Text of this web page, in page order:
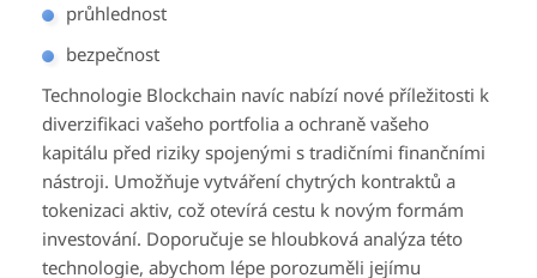
průhlednost
bezpečnost
Technologie Blockchain navíc nabízí nové příležitosti k
diverzifikaci vašeho portfolia a ochraně vašeho
kapitálu před riziky spojenými s tradičními finančními
nástroji. Umožňuje vytváření chytrých kontraktů a
tokenizaci aktiv, což otevírá cestu k novým formám
investování. Doporučuje se hloubková analýza této
technologie, abychom lépe porozuměli jejímu